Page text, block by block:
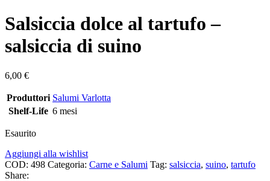
Salsiccia dolce al tartufo –
salsiccia di suino
6,00 €
Produttori Salumi Varlotta
Shelf-Life 6 mesi
Esaurito
Aggiungi alla wishlist
COD: 498 Categoria: Carne e Salumi Tag: salsiccia, suino, tartufo
Share: